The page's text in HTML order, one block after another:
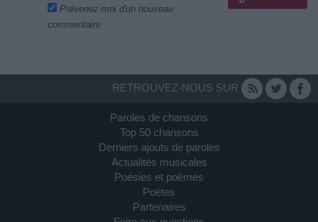
Prévenez-moi d'un nouveau
commentaire
RETROUVEZ-NOUS SUR
Paroles de chansons
Top 50 chansons
Derniers ajouts de paroles
Actualités musicales
Poésies et poèmes
Poètes
Partenaires